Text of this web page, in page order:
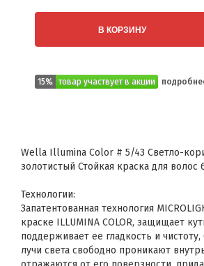
В КОРЗИНУ
15% товар участвует в акции
Wella Illumina Color # 5/43 Светло-
золотистый Стойкая краска для волос
Технологии:
Запатентованная технология
краске ILLUMINA COLOR, защищает
поддерживает ее гладкость и чистоту,
лучи света свободно проникают